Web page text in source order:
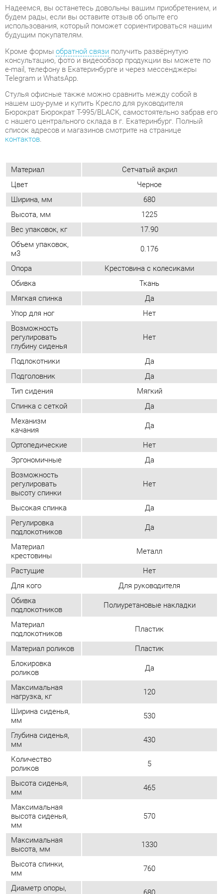
консультацию, фото и видеообзор продукции вы можете по
e-mail, телефону в Екатеринбурге и через мессенджеры
Telegram и WhatsApp.
Стулья офисные также можно сравнить между собой в
Бюрократ Бюрократ T-995/BLACK, самостоятельно забрав его
с нашего центрального склада в г. Екатеринбург. Полный
список адресов и магазинов смотрите на странице
контактов.
Материал
Сетчатый акрил
Цвет
Черное
Ширина, мм
Вес упаковок, кг
17.90
Объем упаковок,
м3
0.176
Опора Крестовина с колесиками
Обивка
Ткань
Мягкая спинка
Да
Упор для ног
Нет
Возможность
регулировать
глубину сиденья
Нет
Подлокотники Да
Подголовник
Да
Тип сидения
Мягкий
Спинка с сеткой
Да
Механизм
качания
Да
Ортопедические
Нет
Эргономичные
Да
Возможность
регулировать
высоту спинки
Нет
Высокая спинка
Регулировка
подлокотников
Да
Материал
крестовины
Растущие
Для кого
Для руководителя
Обивка
подлокотников
Полиуретановые накладки
Материал
подлокотников Пластик
Материал роликов
Пластик
Блокировка
роликов
Да
Максимальная
нагрузка, кг 120
Ширина сиденья,
мм
530
Глубина сиденья,
мм
430
Количество
роликов
5
Высота сиденья,
мм 465
Максимальная
высота сиденья,
мм
570
Максимальная
высота, мм
Высота спинки,
мм
Диаметр опоры,
мм
Особенности
Колеса оснащены тормозом
Количество
роликов, шт
5
Размеры
упаковки, мм
970х330х550